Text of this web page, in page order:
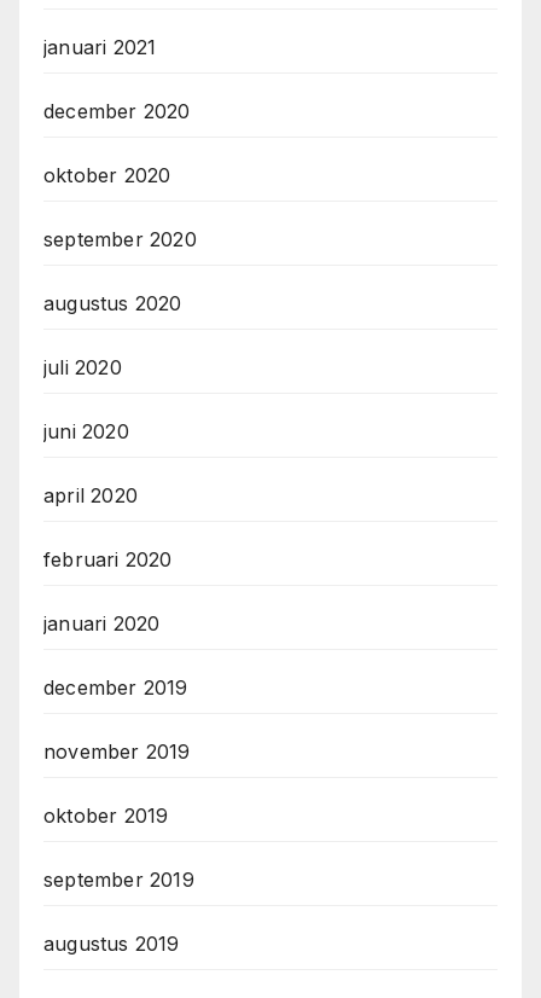
januari 2021
december 2020
oktober 2020
september 2020
augustus 2020
juli 2020
juni 2020
april 2020
februari 2020
januari 2020
december 2019
november 2019
oktober 2019
september 2019
augustus 2019